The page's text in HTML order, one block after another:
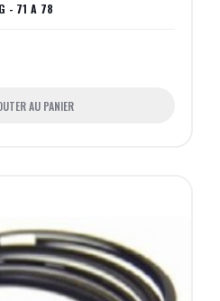
- 71 A 78
AU PANIER